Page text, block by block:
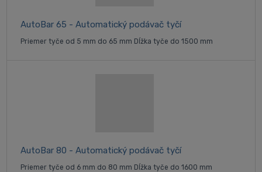
AutoBar 65 - Automatický podávač tyčí
Priemer tyče od 5 mm do 65 mm Dĺžka tyče do 1500 mm
AutoBar 80 - Automatický podávač tyčí
Priemer tyče od 6 mm do 80 mm Dĺžka tyče do 1600 mm